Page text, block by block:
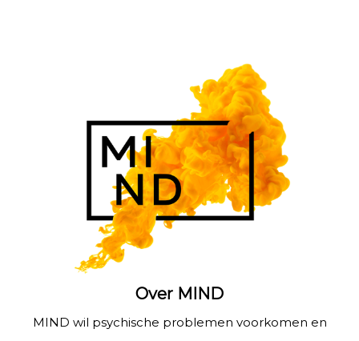
Over MIND
MIND wil psychische problemen voorkomen en